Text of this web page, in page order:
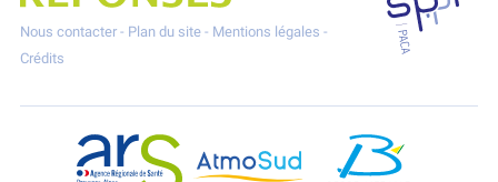
Nous contacter- Plan du site- Mentions légales -
Crédits
ARS Paca AtmoSud Berre l'Etang